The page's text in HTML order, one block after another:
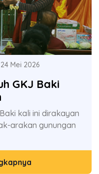
24 Mei 2026
GKJ Baki
kali ini dirakayan
arakan gunungan